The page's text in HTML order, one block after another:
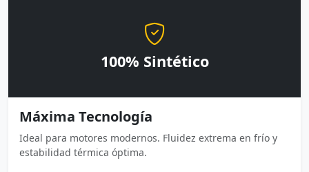
100% Sintético
Máxima Tecnología
Ideal para motores modernos. Fluidez extrema en frío y
estabilidad térmica óptima.